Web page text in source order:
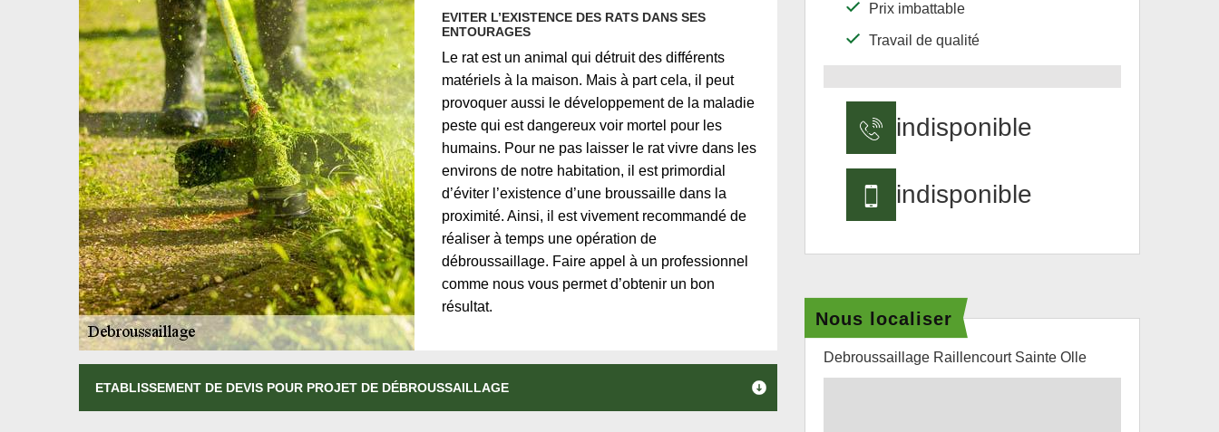
EVITER L’EXISTENCE DES RATS DANS SES
ENTOURAGES
Le rat est un animal qui détruit des différents
matériels à la maison. Mais à part cela, il peut
provoquer aussi le développement de la maladie
peste qui est dangereux voir mortel pour les
humains. Pour ne pas laisser le rat vivre dans les
environs de notre habitation, il est primordial
d’éviter l’existence d’une broussaille dans la
proximité. Ainsi, il est vivement recommandé de
réaliser à temps une opération de
débroussaillage. Faire appel à un professionnel
comme nous vous permet d’obtenir un bon
résultat.
ETABLISSEMENT DE DEVIS POUR PROJET DE DÉBROUSSAILLAGE
Prix imbattable
Travail de qualité
indisponible
indisponible
Nous localiser
Debroussaillage Raillencourt Sainte Olle